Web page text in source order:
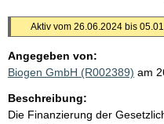
Aktiv vom 26.06.2024 bis
Angegeben von:
Biogen GmbH (R002389) am
Beschreibung:
Die Finanzierung der